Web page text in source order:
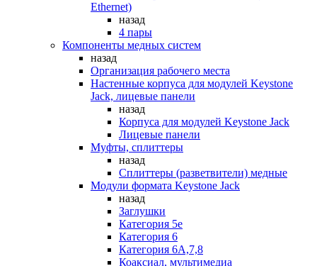
Ethernet)
назад
4 пары
Компоненты медных систем
назад
Организация рабочего места
Настенные корпуса для модулей Keystone
Jack, лицевые панели
назад
Корпуса для модулей Keystone Jack
Лицевые панели
Муфты, сплиттеры
назад
Сплиттеры (разветвители) медные
Модули формата Keystone Jack
назад
Заглушки
Категория 5е
Категория 6
Категория 6А,7,8
Коаксиал, мультимедиа